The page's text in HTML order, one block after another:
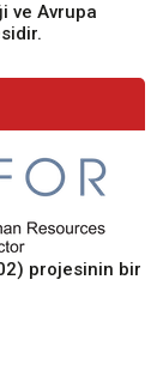
ve Avrupa
projesinin bir